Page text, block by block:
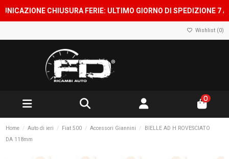
CHIUSURA FERIE: ULTIMO GIORNO DI SPEDIZIONE 7
Wishlist (0)
0
Home Auto di ieri Fiat 500 Accessori Giannini
BIELLE AD H ROVESCIATO
DA 118mm